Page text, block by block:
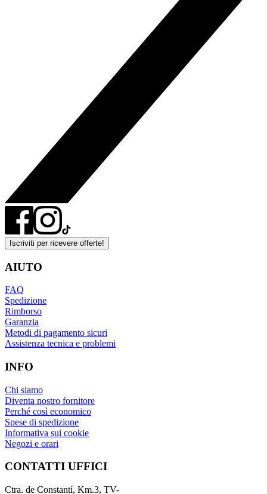
Iscriviti per ricevere offerte!
AIUTO
FAQ
Spedizione
Rimborso
Garanzia
Metodi di pagamento sicuri
Assistenza tecnica e problemi
INFO
Chi siamo
Diventa nostro fornitore
Perché così economico
Spese di spedizione
Informativa sui cookie
Negozi e orari
CONTATTI UFFICI
Ctra. de Constantí, Km.3, TV-